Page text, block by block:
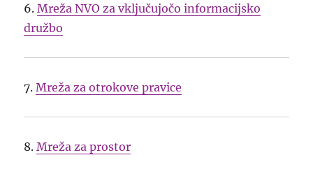
6.Mreža NVO za vključujočo informacijsko
družbo
7.Mreža za otrokove pravice
8.Mreža za prostor